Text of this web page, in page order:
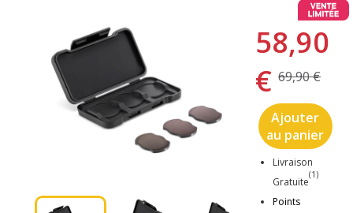
58,90
€ 69,90 €
Ajouter
au panier
Livraison
Gratuite
(1)
Points